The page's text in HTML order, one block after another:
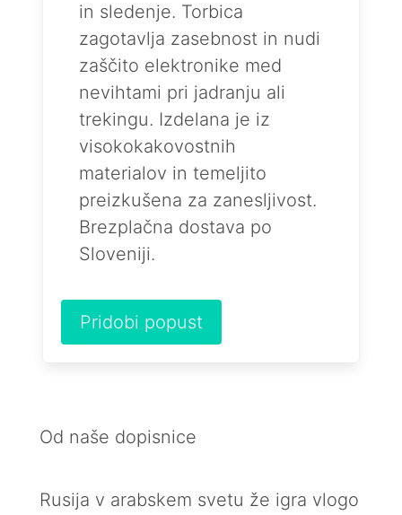
in sledenje. Torbica
zagotavlja zasebnost in nudi
zaščito elektronike med
nevihtami pri jadranju ali
trekingu. Izdelana je iz
visokokakovostnih
materialov in temeljito
preizkušena za zanesljivost.
Brezplačna dostava po
Sloveniji.
Pridobi popust
Od naše dopisnice
Rusija v arabskem svetu že igra vlogo